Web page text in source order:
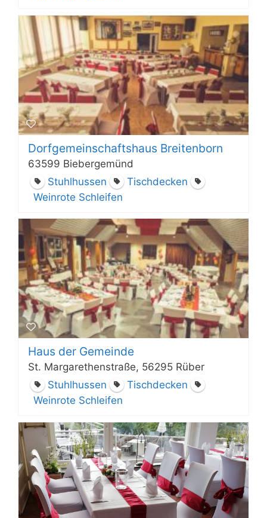
Dorfgemeinschaftshaus Breitenborn
63599 Biebergemünd
Stuhlhussen
Tischdecken
Weinrote Schleifen
Haus der Gemeinde
St. Margarethenstraße, 56295 Rüber
Stuhlhussen
Tischdecken
Weinrote Schleifen